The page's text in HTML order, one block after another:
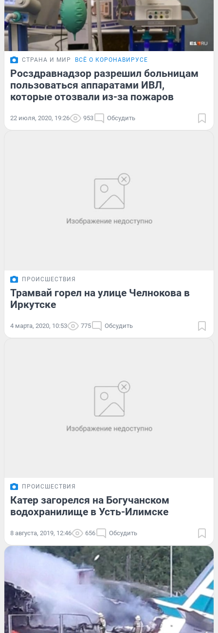
СТРАНА И МИР ВСЁ О КОРОНАВИРУСЕ
Росздравнадзор разрешил больницам
пользоваться аппаратами ИВЛ,
которые отозвали из-за пожаров
22 июля, 2020, 19:26 953 Обсудить
ПРОИСШЕСТВИЯ
Трамвай горел на улице Челнокова в
Иркутске
4 марта, 2020, 10:53 775 Обсудить
ПРОИСШЕСТВИЯ
Катер загорелся на Богучанском
водохранилище в Усть-Илимске
8 августа, 2019, 12:46 656 Обсудить